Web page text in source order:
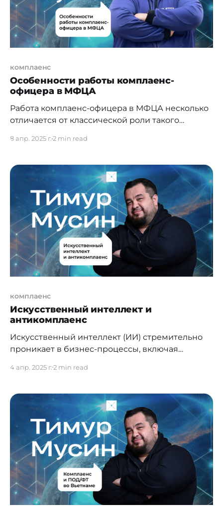
комплаенс
Особенности работы комплаенс-
офицера в МФЦА
Работа комплаенс-офицера в МФЦА несколько
отличается от классической роли такого
квазигосударственном секторе, а также в
бумаг или платежных организациях: как по
задачам, так и по уровню ответственности.
Здесь это не просто функция соблюдения
правил — это стратегия управления доверием,
репутацией и устойчивостью. МФЦА
8 апр. 2025 г.2 min read
комплаенс
Искусственный интеллект и
антикомплаенс
Искусственный интеллект (ИИ) стремительно
проникает в бизнес-процессы, включая
аудит. О потенциале ИИ в комплаенс я писал
о том, как и когда ИИ может быть использован
для целей, противоположных комплаенсу —
например, для коррупции, отмывания денег,
мошенничества или
4 апр. 2025 г.2 min read